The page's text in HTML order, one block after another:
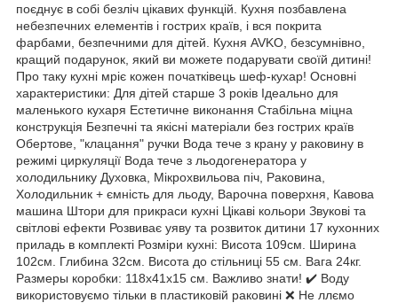
поєднує в собі безліч цікавих функцій. Кухня позбавлена ​​
небезпечних елементів і гострих країв, і вся покрита
фарбами, безпечними для дітей. Кухня AVKO, безсумнівно,
кращий подарунок, який ви можете подарувати своїй дитині!
Про таку кухні мріє кожен початківець шеф-кухар! Основні
характеристики: Для дітей старше 3 років Ідеально для
маленького кухаря Естетичне виконання Стабільна міцна
конструкція Безпечні та якісні матеріали без гострих країв
Обертове, "клацання" ручки Вода тече з крану у раковину в
режимі циркуляції Вода тече з льодогенератора у
холодильнику Духовка, Мікрохвильова піч, Раковина,
Холодильник + ємність для льоду, Варочна поверхня, Кавова
машина Штори для прикраси кухні Цікаві кольори Звукові та
світлові ефекти Розвиває уяву та розвиток дитини 17 кухонних
приладь в комплекті Розміри кухні: Висота 109см. Ширина
102см. Глибина 32см. Висота до стільниці 55 см. Вага 24кг.
Размеры коробки: 118х41х15 см. Важливо знати! ✔️ Воду
використовуємо тільки в пластиковій раковині ❌ Не ллємо